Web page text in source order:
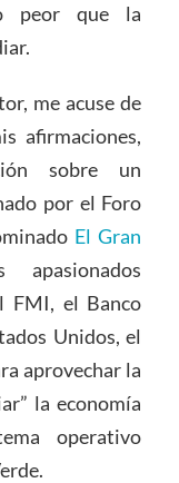
peor que la
me acuse de
afirmaciones,
sobre un
por el Foro
El Gran
FMI, el Banco
Unidos, el
aprovechar la
la economía
operativo